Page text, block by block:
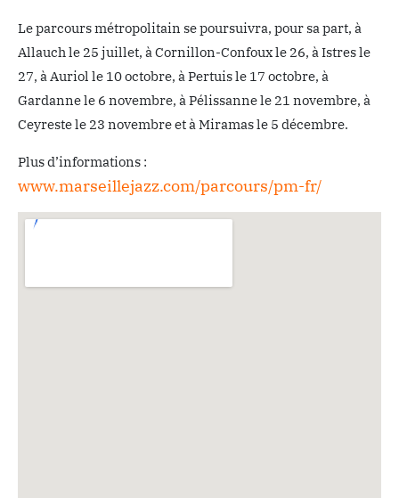
Le parcours métropolitain se poursuivra, pour sa part, à
Allauch le 25 juillet, à Cornillon-Confoux le 26, à Istres le
27, à Auriol le 10 octobre, à Pertuis le 17 octobre, à
Gardanne le 6 novembre, à Pélissanne le 21 novembre, à
Ceyreste le 23 novembre et à Miramas le 5 décembre.
Plus d’informations :
www.marseillejazz.com/parcours/pm-fr/